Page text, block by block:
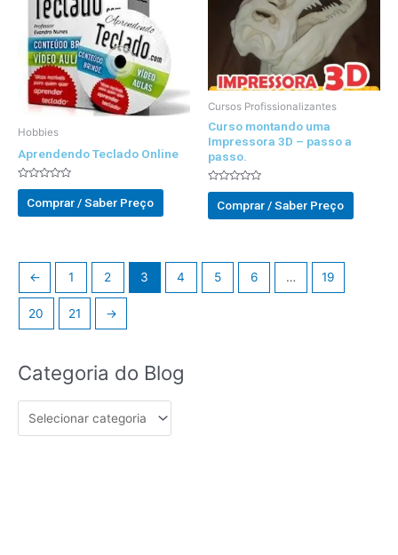
Hobbies
Aprendendo Teclado Online
Avaliado
out
of
Comprar / Saber Preço
Cursos Profissionalizantes
Curso montando uma
Impressora 3D – passo a
passo.
Avaliado
out
of
Comprar / Saber Preço
← 1 2 3 4 5 6 … 19
20 21 →
Categoria do Blog
Categoria
do
Blog